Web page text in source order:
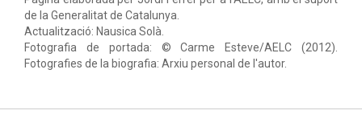
de la Generalitat de Catalunya.
Actualització: Nausica Solà.
Fotografia de portada: © Carme Esteve/AELC (2012).
Fotografies de la biografia: Arxiu personal de l'autor.